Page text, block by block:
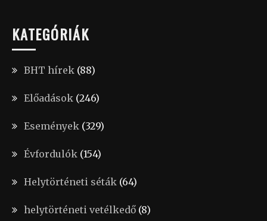
KATEGÓRIÁK
BHT hírek (88)
Előadások (246)
Események (329)
Évfordulók (154)
Helytörténeti séták (64)
helytörténeti vetélkedő (8)